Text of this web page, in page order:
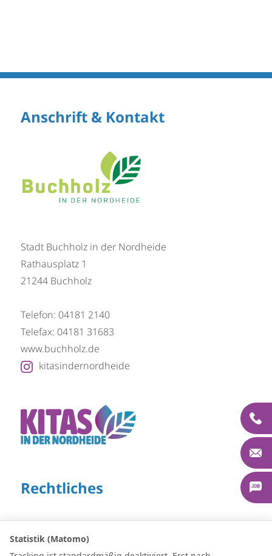
Statistik (Matomo)
Anschrift & Kontakt
Stadt Buchholz in der Nordheide
Rathausplatz 1
21244 Buchholz
Telefon: 04181 2140
Telefax: 04181 31683
ww­w.­buch­holz.de
kitasindernordheide
Rechtliches
Impressum